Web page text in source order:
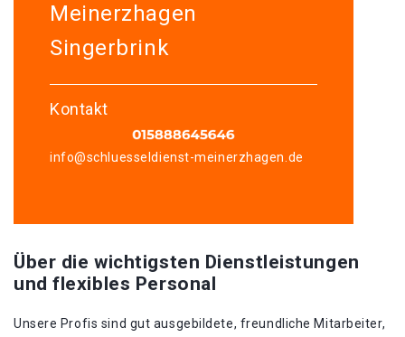
Meinerzhagen
Singerbrink
Kontakt
info@schluesseldienst-meinerzhagen.de
Über die wichtigsten Dienstleistungen
und flexibles Personal
Unsere Profis sind gut ausgebildete, freundliche Mitarbeiter,